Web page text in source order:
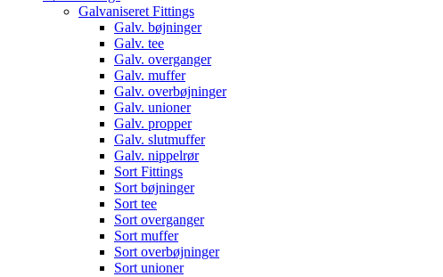
Galvaniseret Fittings
Galv. bøjninger
Galv. tee
Galv. overganger
Galv. muffer
Galv. overbøjninger
Galv. unioner
Galv. propper
Galv. slutmuffer
Galv. nippelrør
Sort Fittings
Sort bøjninger
Sort tee
Sort overganger
Sort muffer
Sort overbøjninger
Sort unioner